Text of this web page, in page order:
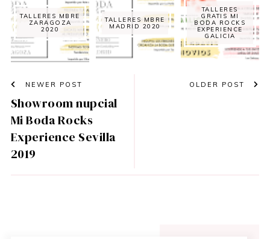
TALLERES MBRE
ZARAGOZA
2020
TALLERES MBRE
MADRID 2020
TALLERES
GRATIS MI
BODA ROCKS
EXPERIENCE
GALICIA
NEWER POST
Showroom nupcial
Mi Boda Rocks
Experience Sevilla
2019
OLDER POST